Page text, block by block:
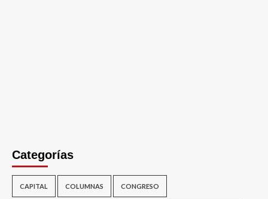
Categorías
CAPITAL COLUMNAS CONGRESO